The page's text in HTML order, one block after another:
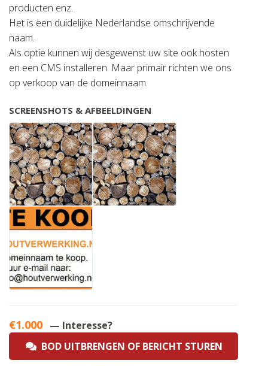
producten enz.
Het is een duidelijke Nederlandse omschrijvende
naam.
Als optie kunnen wij desgewenst uw site ook hosten
en een CMS installeren. Maar primair richten we ons
op verkoop van de domeinnaam.
SCREENSHOTS & AFBEELDINGEN
€1.000 — Interesse?
BOD UITBRENGEN OF BERICHT STUREN